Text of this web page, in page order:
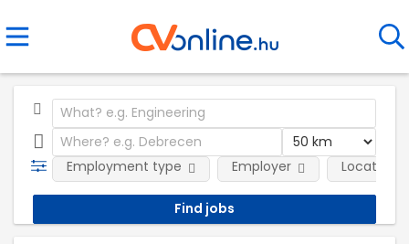
Employment type Employer Location